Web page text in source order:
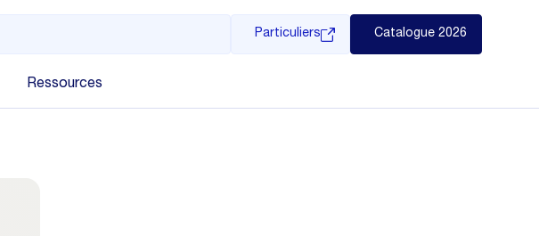
Particuliers Catalogue 2026
Ressources